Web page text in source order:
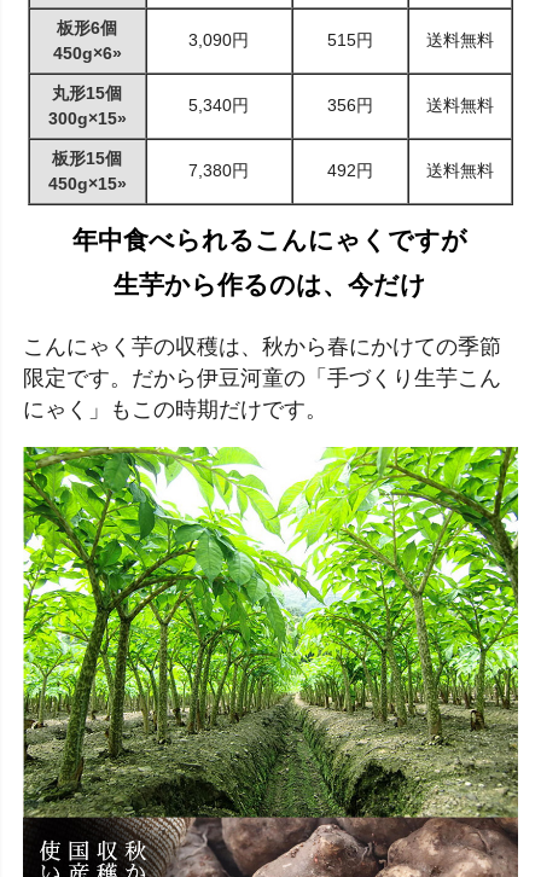
板形6個
450g×6»
3,090円 515円 送料無料
丸形15個
300g×15»
5,340円 356円 送料無料
板形15個
450g×15»
7,380円 492円 送料無料
年中食べられるこんにゃくですが
生芋から作るのは、今だけ
こんにゃく芋の収穫は、秋から春にかけての季節
限定です。だから伊豆河童の「手づくり生芋こん
にゃく」もこの時期だけです。